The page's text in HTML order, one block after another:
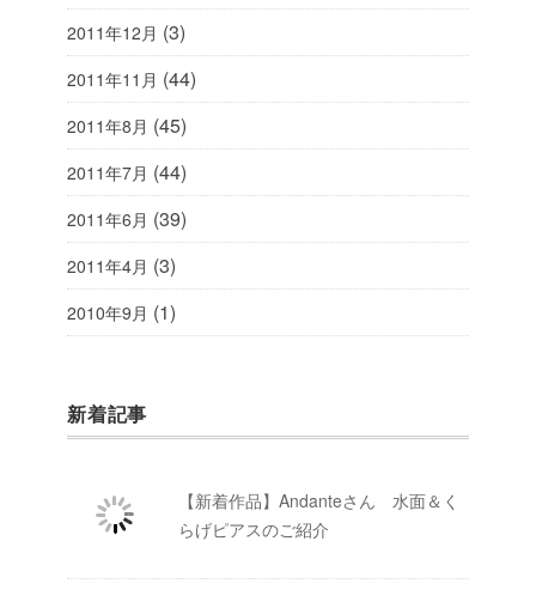
2011年12月 (3)
2011年11月 (44)
2011年8月 (45)
2011年7月 (44)
2011年6月 (39)
2011年4月 (3)
2010年9月 (1)
新着記事
【新着作品】Andanteさん 水面＆く
らげピアスのご紹介